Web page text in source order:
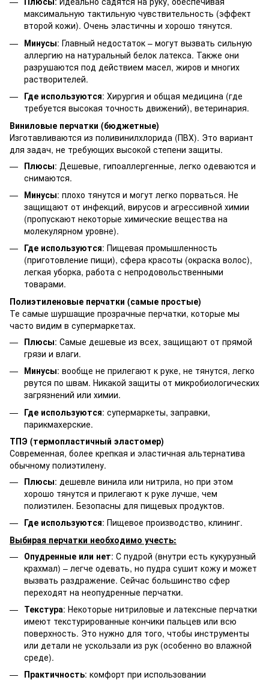
максимальную тактильную чувствительность (эффект
второй кожи). Очень эластичны и хорошо тянутся.
Минусы: Главный недостаток – могут вызвать сильную
аллергию на натуральный белок латекса. Также они
разрушаются под действием масел, жиров и многих
растворителей.
Где используются: Хирургия и общая медицина (где
требуется высокая точность движений), ветеринария.
Виниловые перчатки (бюджетные)
Изготавливаются из поливинилхлорида (ПВХ). Это вариант
для задач, не требующих высокой степени защиты.
Плюсы: Дешевые, гипоаллергенные, легко одеваются и
снимаются.
Минусы: плохо тянутся и могут легко порваться. Не
защищают от инфекций, вирусов и агрессивной химии
(пропускают некоторые химические вещества на
молекулярном уровне).
Где используются: Пищевая промышленность
(приготовление пищи), сфера красоты (окраска волос),
легкая уборка, работа с непродовольственными
товарами.
Полиэтиленовые перчатки (самые простые)
Те самые шуршащие прозрачные перчатки, которые мы
часто видим в супермаркетах.
Плюсы: Самые дешевые из всех, защищают от прямой
грязи и влаги.
Минусы: вообще не прилегают к руке, не тянутся, легко
рвутся по швам. Никакой защиты от микробиологических
загрязнений или химии.
Где используются: супермаркеты, заправки,
парикмахерские.
ТПЭ (термопластичный эластомер)
Современная, более крепкая и эластичная альтернатива
обычному полиэтилену.
Плюсы: дешевле винила или нитрила, но при этом
хорошо тянутся и прилегают к руке лучше, чем
полиэтилен. Безопасны для пищевых продуктов.
Где используются: Пищевое производство, клининг.
Выбирая перчатки необходимо учесть:
Опудренные или нет: С пудрой (внутри есть кукурузный
крахмал) – легче одевать, но пудра сушит кожу и может
вызвать раздражение. Сейчас большинство сфер
переходят на неопудренные перчатки.
Текстура: Некоторые нитриловые и латексные перчатки
имеют текстурированные кончики пальцев или всю
поверхность. Это нужно для того, чтобы инструменты
или детали не ускользали из рук (особенно во влажной
среде).
Практичность: комфорт при использовании